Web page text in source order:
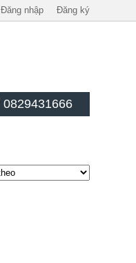
Đăng nhập Đăng ký
0829431666